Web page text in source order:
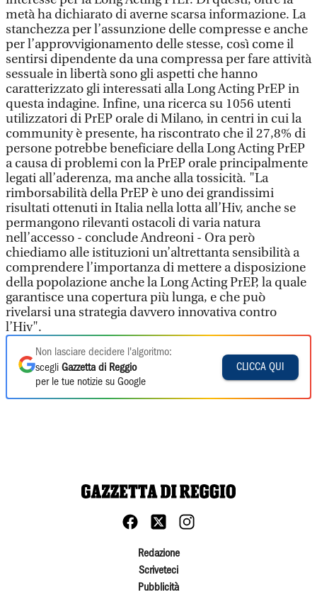
metà ha dichiarato di averne scarsa informazione. La
stanchezza per l’assunzione delle compresse e anche
per l’approvvigionamento delle stesse, così come il
sentirsi dipendente da una compressa per fare attività
sessuale in libertà sono gli aspetti che hanno
caratterizzato gli interessati alla Long Acting PrEP in
questa indagine. Infine, una ricerca su 1056 utenti
utilizzatori di PrEP orale di Milano, in centri in cui la
community è presente, ha riscontrato che il 27,8% di
persone potrebbe beneficiare della Long Acting PrEP
a causa di problemi con la PrEP orale principalmente
legati all’aderenza, ma anche alla tossicità. "La
rimborsabilità della PrEP è uno dei grandissimi
risultati ottenuti in Italia nella lotta all’Hiv, anche se
permangono rilevanti ostacoli di varia natura
nell’accesso - conclude Andreoni - Ora però
chiediamo alle istituzioni un’altrettanta sensibilità a
comprendere l’importanza di mettere a disposizione
della popolazione anche la Long Acting PrEP, la quale
garantisce una copertura più lunga, e che può
rivelarsi una strategia davvero innovativa contro
l’Hiv".
Non lasciare decidere l'algoritmo:
scegli Gazzetta di Reggio
per le tue notizie su Google
CLICCA QUI
Redazione
Scriveteci
Pubblicità